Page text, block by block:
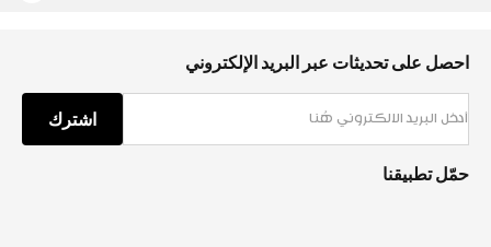
احصل على تحديثات عبر البريد الإلكتروني
اشترك
حمّل تطبيقنا